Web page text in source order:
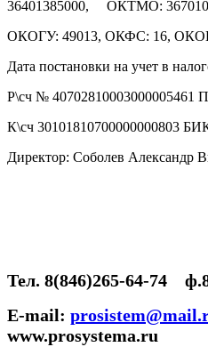
36401385000, ОКТМО:
ОКОГУ: 49013, ОКФС: 16,
Дата постановки на учет в
Р\сч № 40702810003000005461
К\сч 30101810700000000803
Директор: Соболев Александр
Тел. 8(846)265-64-74
E-mail:
www.prosystema.ru